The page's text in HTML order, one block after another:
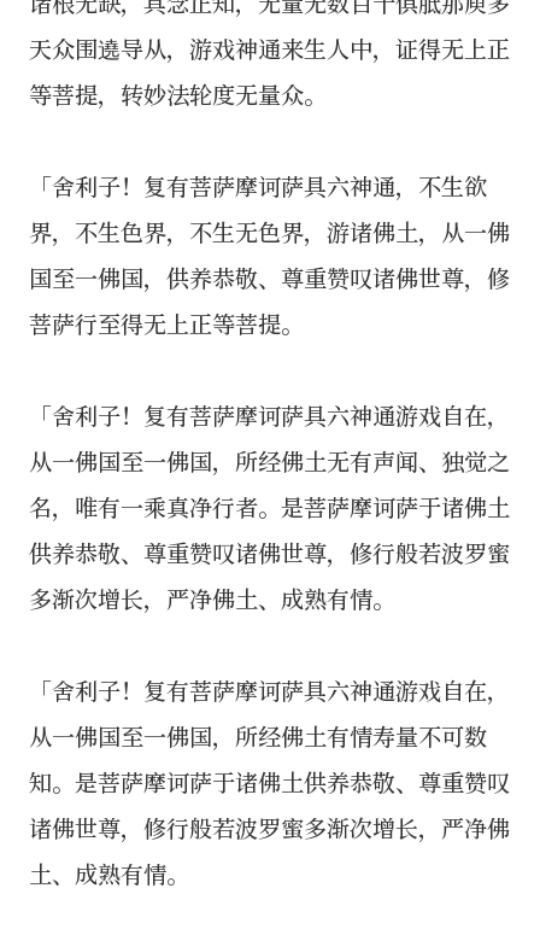
天众围遶导从，游戏神通来生人中，证得无上正
等菩提，转妙法轮度无量众。
「舍利子！复有菩萨摩诃萨具六神通，不生欲
界，不生色界，不生无色界，游诸佛土，从一佛
国至一佛国，供养恭敬、尊重赞叹诸佛世尊，修
菩萨行至得无上正等菩提。
「舍利子！复有菩萨摩诃萨具六神通游戏自在，
从一佛国至一佛国，所经佛土无有声闻、独觉之
名，唯有一乘真净行者。是菩萨摩诃萨于诸佛土
供养恭敬、尊重赞叹诸佛世尊，修行般若波罗蜜
多渐次增长，严净佛土、成熟有情。
「舍利子！复有菩萨摩诃萨具六神通游戏自在，
从一佛国至一佛国，所经佛土有情寿量不可数
知。是菩萨摩诃萨于诸佛土供养恭敬、尊重赞叹
诸佛世尊，修行般若波罗蜜多渐次增长，严净佛
土、成熟有情。